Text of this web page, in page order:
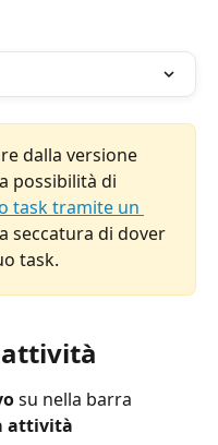
dalla versione
possibilità di
task tramite un
seccatura di dover
task.
su nella barra
attività